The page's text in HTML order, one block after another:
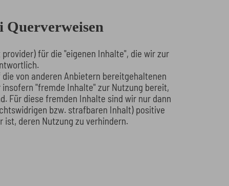
Querverweisen
für die "eigenen Inhalte", die wir zur
von anderen Anbietern bereitgehaltenen
"fremde Inhalte" zur Nutzung bereit,
Für diese fremden Inhalte sind wir nur dann
bzw. strafbaren Inhalt) positive
deren Nutzung zu verhindern.